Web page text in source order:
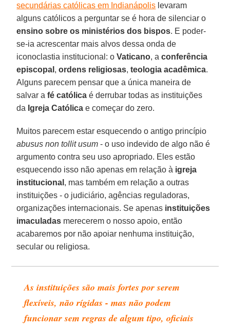
secundárias católicas em Indianápolis levaram
alguns católicos a perguntar se é hora de silenciar o
ensino sobre os ministérios dos bispos. E poder-
se-ia acrescentar mais alvos dessa onda de
iconoclastia institucional: oVaticano, aconferência
episcopal ,ordens religiosas,teologia acadêmica.
Alguns parecem pensar que a única maneira de
salvar afé católica é derrubar todas as instituições
da Igreja Católica e começar do zero.
Muitos parecem estar esquecendo o antigo princípio
abusus non tollit usum - o uso indevido de algo não é
argumento contra seu uso apropriado. Eles estão
esquecendo isso não apenas em relação à igreja
institucional , mas também em relação a outras
instituições - o judiciário, agências reguladoras,
organizações internacionais. Se apenas instituições
imaculadas merecerem o nosso apoio, então
acabaremos por não apoiar nenhuma instituição,
secular ou religiosa.
As instituições são mais fortes por serem
flexíveis, não rígidas - mas não podem
funcionar sem regras de algum tipo, oficiais